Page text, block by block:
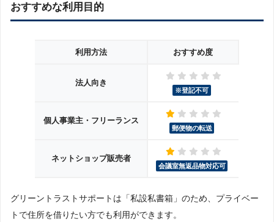
おすすめな利用目的
利用方法 おすすめ度
法人向き
※登記不可
個人事業主・フリーランス
郵便物の転送
ネットショップ販売者
会議室無返品物対応可
グリーントラストサポートは「私設私書箱」のため、プライベー
トで住所を借りたい方でも利用ができます。